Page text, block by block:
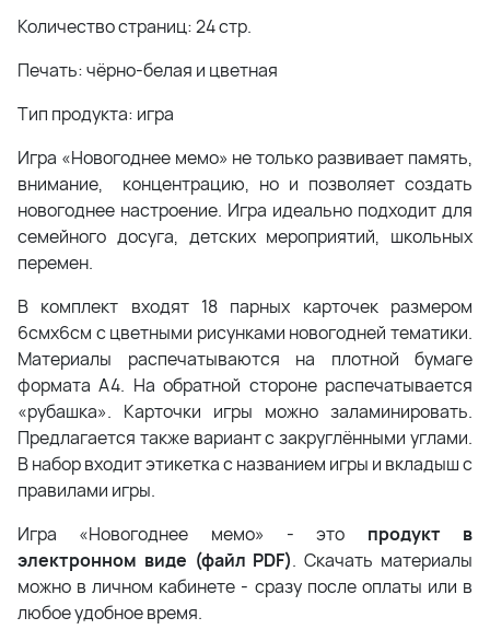
Количество страниц: 24 стр.
Печать: чёрно-белая и цветная
Тип продукта: игра
Игра «Новогоднее мемо» не только развивает память,
внимание, концентрацию, но и позволяет создать
новогоднее настроение. Игра идеально подходит для
семейного досуга, детских мероприятий, школьных
перемен.
В комплект входят 18 парных карточек размером
6смх6см с цветными рисунками новогодней тематики.
Материалы распечатываются на плотной бумаге
формата А4. На обратной стороне распечатывается
«рубашка». Карточки игры можно заламинировать.
Предлагается также вариант с закруглёнными углами.
В набор входит этикетка с названием игры и вкладыш с
правилами игры.
Игра «Новогоднее мемо» - это продукт в
электронном виде (файл PDF). Скачать материалы
можно в личном кабинете - сразу после оплаты или в
любое удобное время.